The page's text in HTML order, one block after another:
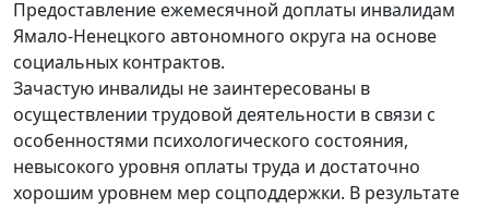
Предоставление ежемесячной доплаты инвалидам
Ямало-Ненецкого автономного округа на основе
социальных контрактов.
Зачастую инвалиды не заинтересованы в
осуществлении трудовой деятельности в связи с
особенностями психологического состояния,
невысокого уровня оплаты труда и достаточно
хорошим уровнем мер соцподдержки. В результате